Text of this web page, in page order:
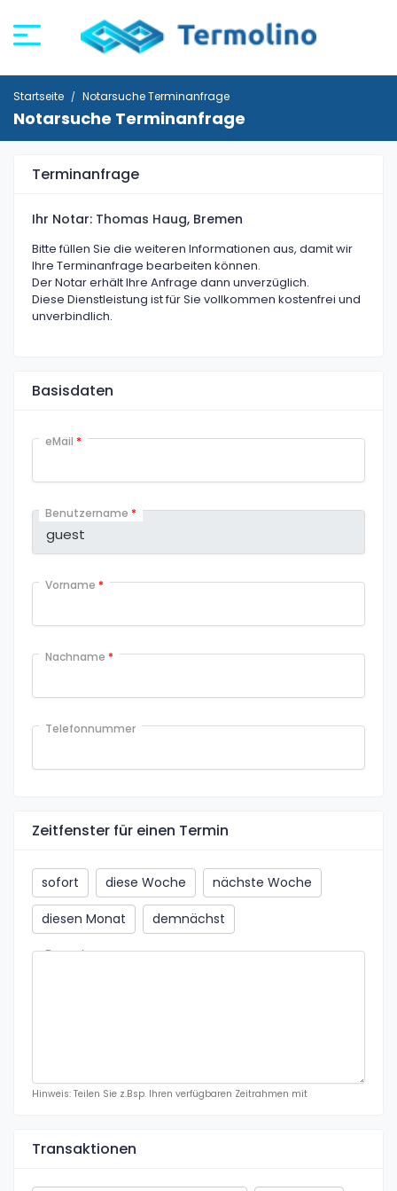
Startseite Notarsuche Terminanfrage
Notarsuche Terminanfrage
Terminanfrage
Ihr Notar: Thomas Haug, Bremen
Bitte füllen Sie die weiteren Informationen aus, damit wir
Ihre Terminanfrage bearbeiten können.
Der Notar erhält Ihre Anfrage dann unverzüglich.
Diese Dienstleistung ist für Sie vollkommen kostenfrei und
unverbindlich.
Basisdaten
eMail *
Benutzername *
Vorname *
Nachname *
Telefonnummer
Zeitfenster für einen Termin
sofort diese Woche nächste Woche
diesen Monat demnächst
Bemerkung
Hinweis: Teilen Sie z.Bsp. Ihren verfügbaren Zeitrahmen mit
Transaktionen